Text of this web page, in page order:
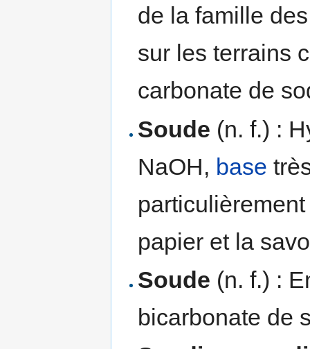
de la famille
sur les terrains
carbonate de
Soude (n. f.) :
NaOH, base
papier et la
Soude (n. f.) :
bicarbonate de